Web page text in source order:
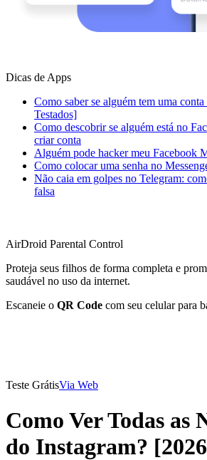
Dicas de Apps
Como saber se alguém tem uma
Testados]
Como descobrir se alguém está no
criar conta
Alguém pode hacker meu Facebook
Como colocar uma senha no
Não caia em golpes no Telegram:
falsa
AirDroid Parental Control
Proteja seus filhos de forma completa e
saudável no uso da internet.
Escaneie o QR Code com seu celular para
Teste GrátisVia Web
Como Ver Todas as
do Instagram?